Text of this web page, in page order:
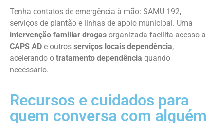
Tenha contatos de emergência à mão: SAMU 192,
serviços de plantão e linhas de apoio municipal. Uma
intervenção familiar drogas organizada facilita acesso a
CAPS AD e outros serviços locais dependência,
acelerando o tratamento dependência quando
necessário.
Recursos e cuidados para
quem conversa com alguém